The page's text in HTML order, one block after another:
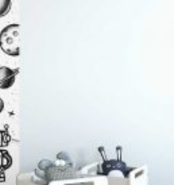
można
wybrać
na
stronie
produktu